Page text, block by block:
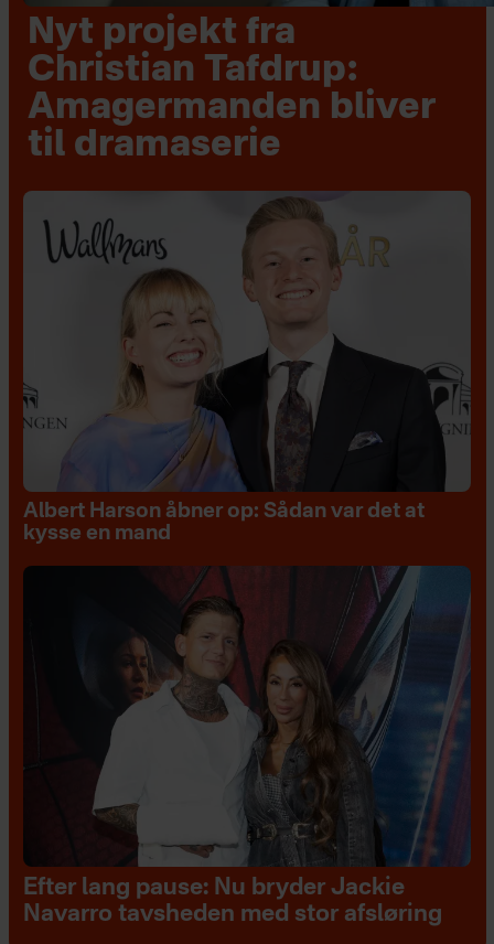
Nyt projekt fra
Christian Tafdrup:
Amagermanden bliver
til dramaserie
Albert Harson åbner op: Sådan var det at
kysse en mand
Efter lang pause: Nu bryder Jackie
Navarro tavsheden med stor afsløring